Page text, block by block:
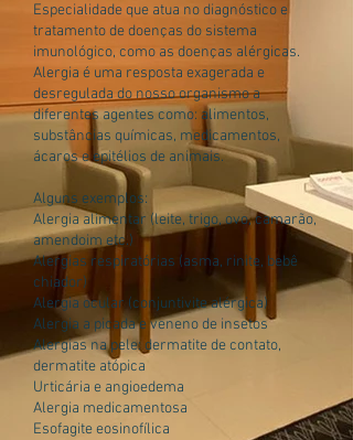
Especialidade que atua no diagnóstico e
tratamento de doenças do sistema
imunológico, como as doenças alérgicas.
Alergia é uma resposta exagerada e
desregulada do nosso organismo a
diferentes agentes como: alimentos,
substâncias químicas, medicamentos,
ácaros e epitélios de animais.
Alguns exemplos:
Alergia alimentar (leite, trigo, ovo, camarão,
amendoim etc.)
Alergias respiratórias (asma, rinite, bebê
chiador)
Alergia ocular (conjuntivite alérgica)
Alergia a picada e veneno de insetos
Alergias na pele: dermatite de contato,
dermatite atópica
Urticária e angioedema
Alergia medicamentosa
Esofagite eosinofílica